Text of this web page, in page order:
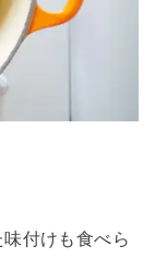
付けも食べら